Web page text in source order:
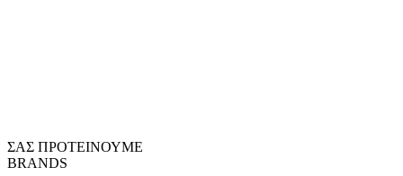
ΣΑΣ ΠΡΟΤΕΙΝΟΥΜΕ
BRANDS